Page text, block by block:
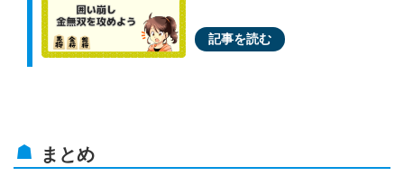
まとめ